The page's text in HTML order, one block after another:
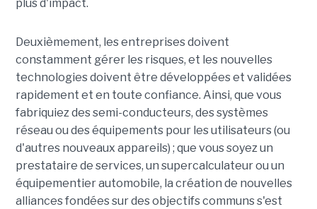
plus d'impact.
Deuxièmement, les entreprises doivent
constamment gérer les risques, et les nouvelles
technologies doivent être développées et validées
rapidement et en toute confiance. Ainsi, que vous
fabriquiez des semi-conducteurs, des systèmes
réseau ou des équipements pour les utilisateurs (ou
d'autres nouveaux appareils) ; que vous soyez un
prestataire de services, un supercalculateur ou un
équipementier automobile, la création de nouvelles
alliances fondées sur des objectifs communs s'est